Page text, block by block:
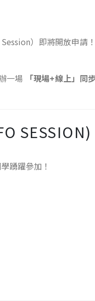
）即將開放申請
一場 「現場+線上」同
SESSION)
踴躍參加！